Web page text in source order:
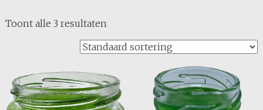
Toont alle 3 resultaten